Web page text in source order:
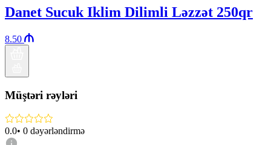
Danet Sucuk Iklim Dilimli Ləzzət 250qr
8.50
Müştəri rəyləri
0.0• 0 dəyərləndirmə